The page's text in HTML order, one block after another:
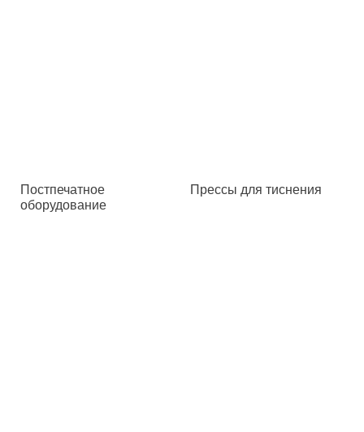
Постпечатное
оборудование
Прессы для тиснения